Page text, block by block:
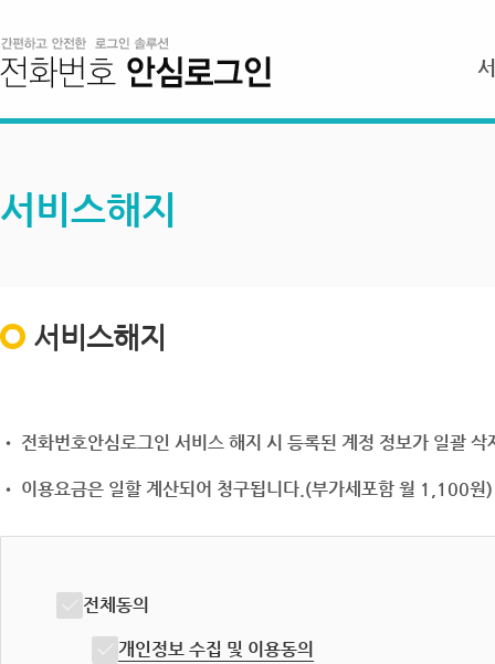
서비스해지
서비스해지
• 전화번호안심로그인 서비스 해지 시 등록된 계정 정보가 일괄
• 이용요금은 일할 계산되어 청구됩니다.(부가세포함 월 1,100원)
전체동의
개인정보 수집 및 이용동의